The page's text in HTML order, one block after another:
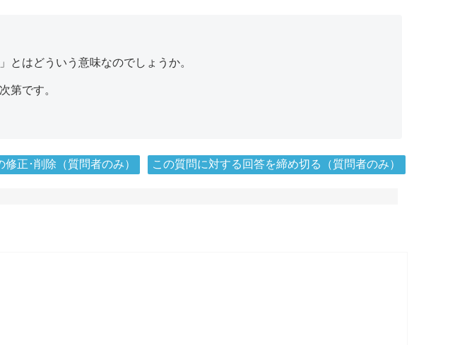
とはどういう意味なのでしょうか。
第です。
修正･削除（質問者のみ） この質問に対する回答を締め切る（質問者のみ）